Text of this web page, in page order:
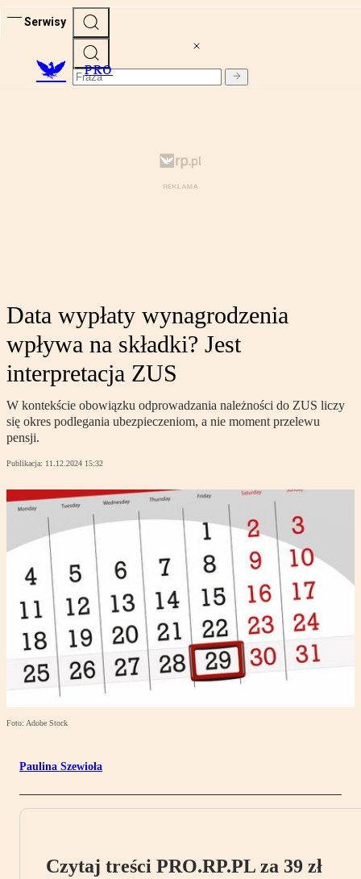
Serwisy
PRO
Data wypłaty wynagrodzenia
wpływa na składki? Jest
interpretacja ZUS
W kontekście obowiązku odprowadzania należności do ZUS liczy
się okres podlegania ubezpieczeniom, a nie moment przelewu
pensji.
Publikacja: 11.12.2024 15:32
Foto: Adobe Stock
Paulina Szewioła
Czytaj treści PRO.RP.PL za 39 zł